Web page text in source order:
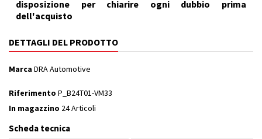
disposizione per chiarire ogni dubbio prima
dell'acquisto
DETTAGLI DEL PRODOTTO
Marca DRA Automotive
Riferimento P_B24T01-VM33
In magazzino 24 Articoli
Scheda tecnica